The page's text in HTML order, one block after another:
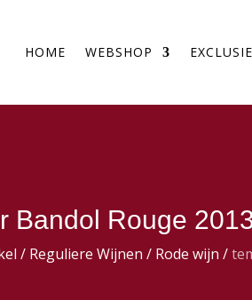
HOME WEBSHOP
Bandol Rouge
/ Reguliere Wijnen / Rode wijn /